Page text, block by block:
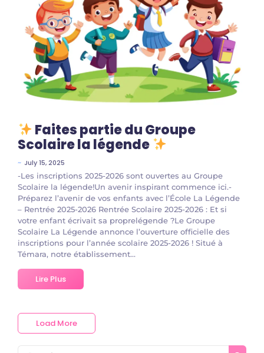
Faites partie du Groupe
Scolaire la légende
~ July 15, 2025
-Les inscriptions 2025-2026 sont ouvertes au Groupe
Scolaire la légende!Un avenir inspirant commence ici.-
Préparez l’avenir de vos enfants avec l’École La Légende
– Rentrée 2025-2026 Rentrée Scolaire 2025-2026 : Et si
votre enfant écrivait sa proprelégende ?Le Groupe
Scolaire La Légende annonce l’ouverture officielle des
inscriptions pour l’année scolaire 2025-2026 ! Situé à
Témara, notre établissement...
Lire Plus
Load More